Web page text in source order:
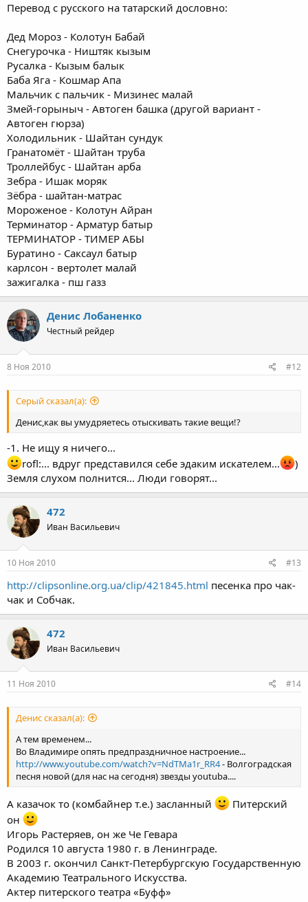
Перевод с русского на татарский дословно:
Дед Мороз - Колотун Бабай
Снегурочка - Ништяк кызым
Русалка - Кызым балык
Баба Яга - Кошмар Апа
Мальчик с пальчик - Мизинес малай
Змей-горыныч - Автоген башка (другой вариант -
Автоген гюрза)
Холодильник - Шайтан сундук
Гранатомёт - Шайтан труба
Троллейбус - Шайтан арба
Зебра - Ишак моряк
Зёбра - шайтан-матрас
Мороженое - Колотун Айран
Терминатор - Арматур батыр
ТЕРМИНАТОР - ТИМЕР АБЫ
Буратино - Саксаул батыр
карлсон - вертолет малай
зажигалка - пш газз
Денис Лобаненко
Честный рейдер
8 Ноя 2010 #12
Серый сказал(а):
Денис,как вы умудряетесь отыскивать такие вещи!?
-1. Не ищу я ничего...
rofl:... вдруг представился себе эдаким искателем...
)
Земля слухом полнится... Люди говорят...
472
Иван Васильевич
10 Ноя 2010 #13
http://clipsonline.org.ua/clip/421845.html песенка про чак-
чак и Собчак.
472
Иван Васильевич
11 Ноя 2010 #14
Денис сказал(а):
А тем временем...
Во Владимире опять предпраздничное настроение...
http://www.youtube.com/watch?v=NdTMa1r_RR4- Волгоградская
песня новой (для нас на сегодня) звезды youtubа....
А казачок то (комбайнер т.е.) засланный
Питерский
он
Игорь Растеряев, он же Че Гевара
Родился 10 августа 1980 г. в Ленинграде.
В 2003 г. окончил Санкт-Петербургскую Государственную
Академию Театрального Искусства.
Актер питерского театра «Буфф»